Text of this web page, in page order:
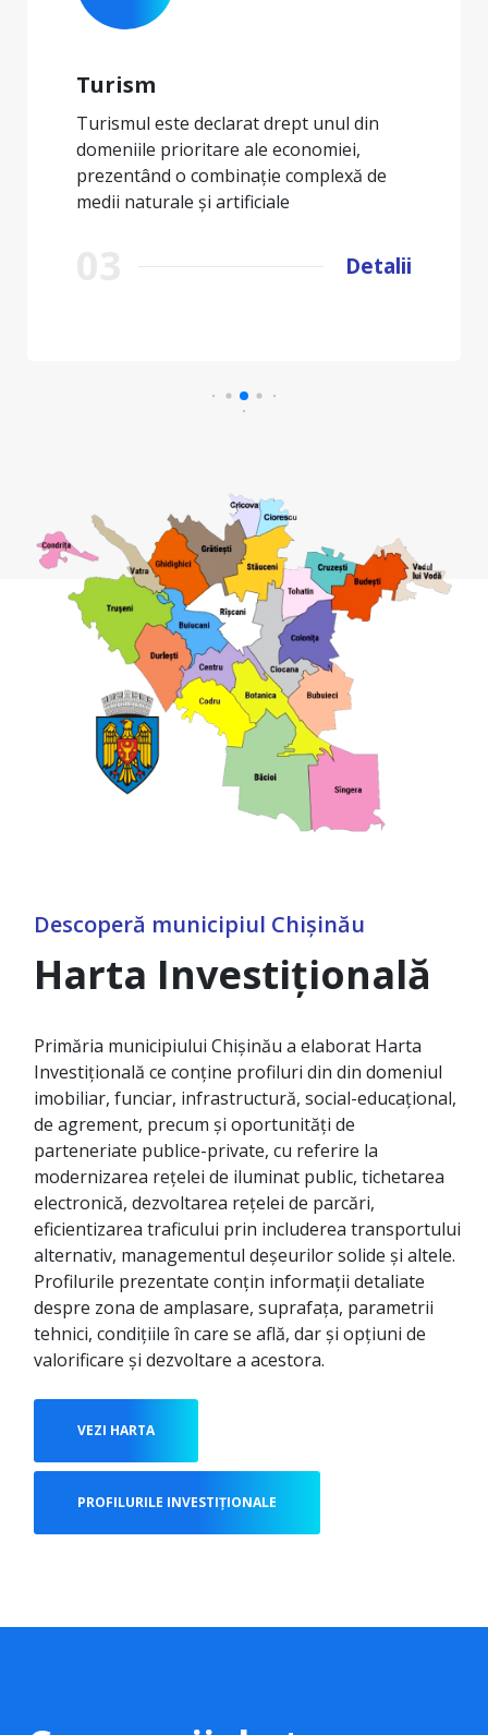
Industrie
Activitatea industrială din municipiul
Chișinău în mare parte se axează pe
industria prelucrătoare
Detalii
Descoperă municipiul Chișinău
Harta Investițională
Primăria municipiului Chişinău a elaborat Harta
Investițională ce conține profiluri din din domeniul
imobiliar, funciar, infrastructură, social-educațional,
de agrement, precum și oportunități de
parteneriate publice-private, cu referire la
modernizarea rețelei de iluminat public, tichetarea
electronică, dezvoltarea rețelei de parcări,
eficientizarea traficului prin includerea transportului
alternativ, managementul deșeurilor solide și altele.
Profilurile prezentate conțin informații detaliate
despre zona de amplasare, suprafața, parametrii
tehnici, condițiile în care se află, dar și opțiuni de
valorificare și dezvoltare a acestora.
VEZI HARTA
PROFILURILE INVESTIȚIONALE‍